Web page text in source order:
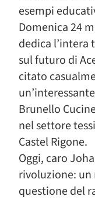
esempi
Domenica 24
dedica l’intera
sul futuro di
citato
Brunello
nel settore
Castel Rigone.
Oggi, caro
rivoluzione:
questione del